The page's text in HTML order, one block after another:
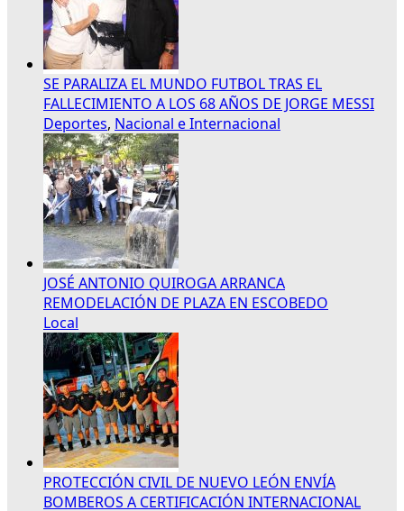
SE PARALIZA EL MUNDO FUTBOL TRAS EL
FALLECIMIENTO A LOS 68 AÑOS DE JORGE MESSI
Deportes, Nacional e Internacional
JOSÉ ANTONIO QUIROGA ARRANCA
REMODELACIÓN DE PLAZA EN ESCOBEDO
Local
PROTECCIÓN CIVIL DE NUEVO LEÓN ENVÍA
BOMBEROS A CERTIFICACIÓN INTERNACIONAL